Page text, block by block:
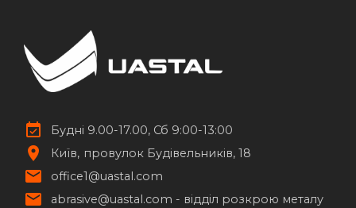
Будні 9.00-17.00, Сб 9:00-13:00
Київ
провулок Будівельників, 18
office1@uastal.com
abrasive@uastal.com - відділ розкрою металу